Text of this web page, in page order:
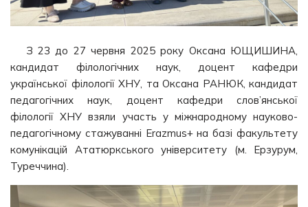
З 23 до 27 червня 2025 року Оксана ЮЩИШИНА,
кандидат філологічних наук, доцент кафедри
української філології ХНУ, та Оксана РАНЮК, кандидат
педагогічних наук, доцент кафедри слов’янської
філології ХНУ взяли участь у міжнародному науково-
педагогічному стажуванні Erazmus+ на базі факультету
комунікацій Ататюркського університету (м. Ерзурум,
Туреччина).